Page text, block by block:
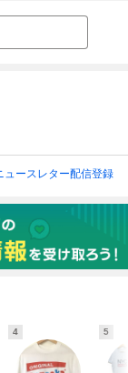
ト
ュースレター配信登録
4 5